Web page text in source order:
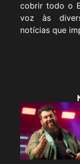
cobrir todo o
voz às
notícias que